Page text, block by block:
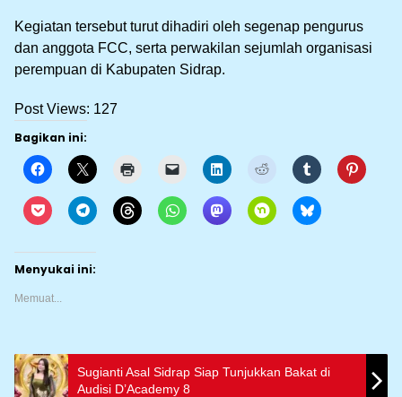
Kegiatan tersebut turut dihadiri oleh segenap pengurus
dan anggota FCC, serta perwakilan sejumlah organisasi
perempuan di Kabupaten Sidrap.
Post Views: 127
Bagikan ini:
Menyukai ini:
Memuat...
Sugianti Asal Sidrap Siap Tunjukkan Bakat di
Audisi D’Academy 8